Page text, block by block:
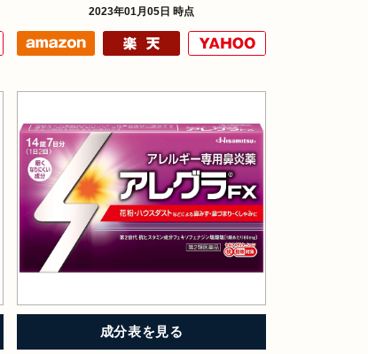
2023年01月05日 時点
成分表を見る